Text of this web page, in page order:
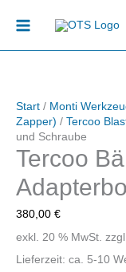
Inhalt
Start / Monti
Zapper) / Tercoo
und Schraube
Tercoo
380,00 €
exkl. 20 % MwSt. zzgl.
Lieferzeit: ca. 5-10